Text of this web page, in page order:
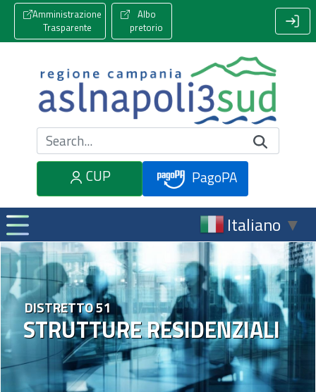
Amministrazione
Trasparente
Albo
pretorio
Cerca nel sito
CUP
PagoPA
Italiano ▼
STRUTTURE RESIDENZIALI
DISTRETTO 51